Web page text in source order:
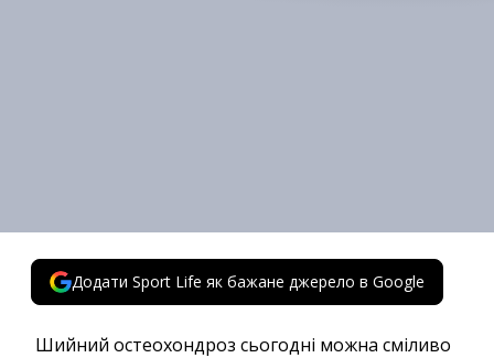
Додати Sport Life як бажане джерело в Google
Шийний остеохондроз сьогодні можна сміливо